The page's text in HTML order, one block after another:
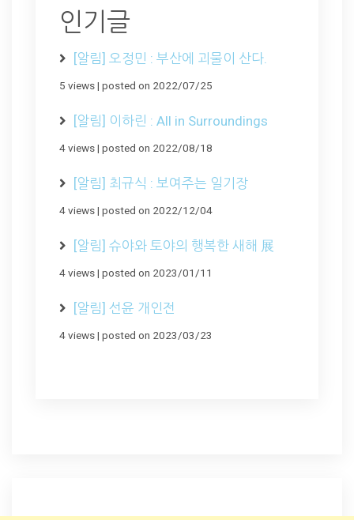
인기글
[알림] 오정민 : 부산에 괴물이 산다.
5 views| posted on 2022/07/25
[알림] 이하린 : All in Surroundings
4 views| posted on 2022/08/18
[알림] 최규식 : 보여주는 일기장
4 views| posted on 2022/12/04
[알림] 슈야와 토야의 행복한 새해 展
4 views| posted on 2023/01/11
[알림] 선윤 개인전
4 views| posted on 2023/03/23